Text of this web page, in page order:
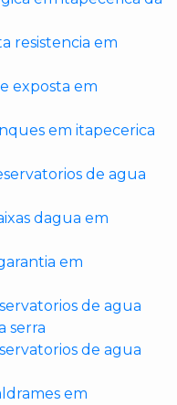
resistencia em
exposta em
em itapecerica
de agua
dagua em
em
de agua
serra
de agua
em